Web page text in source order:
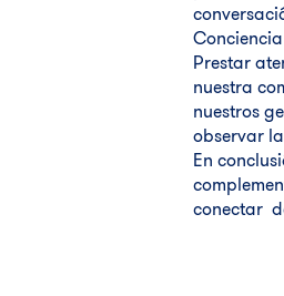
Prestar
nuestra
nuestros
observar
En
conectar